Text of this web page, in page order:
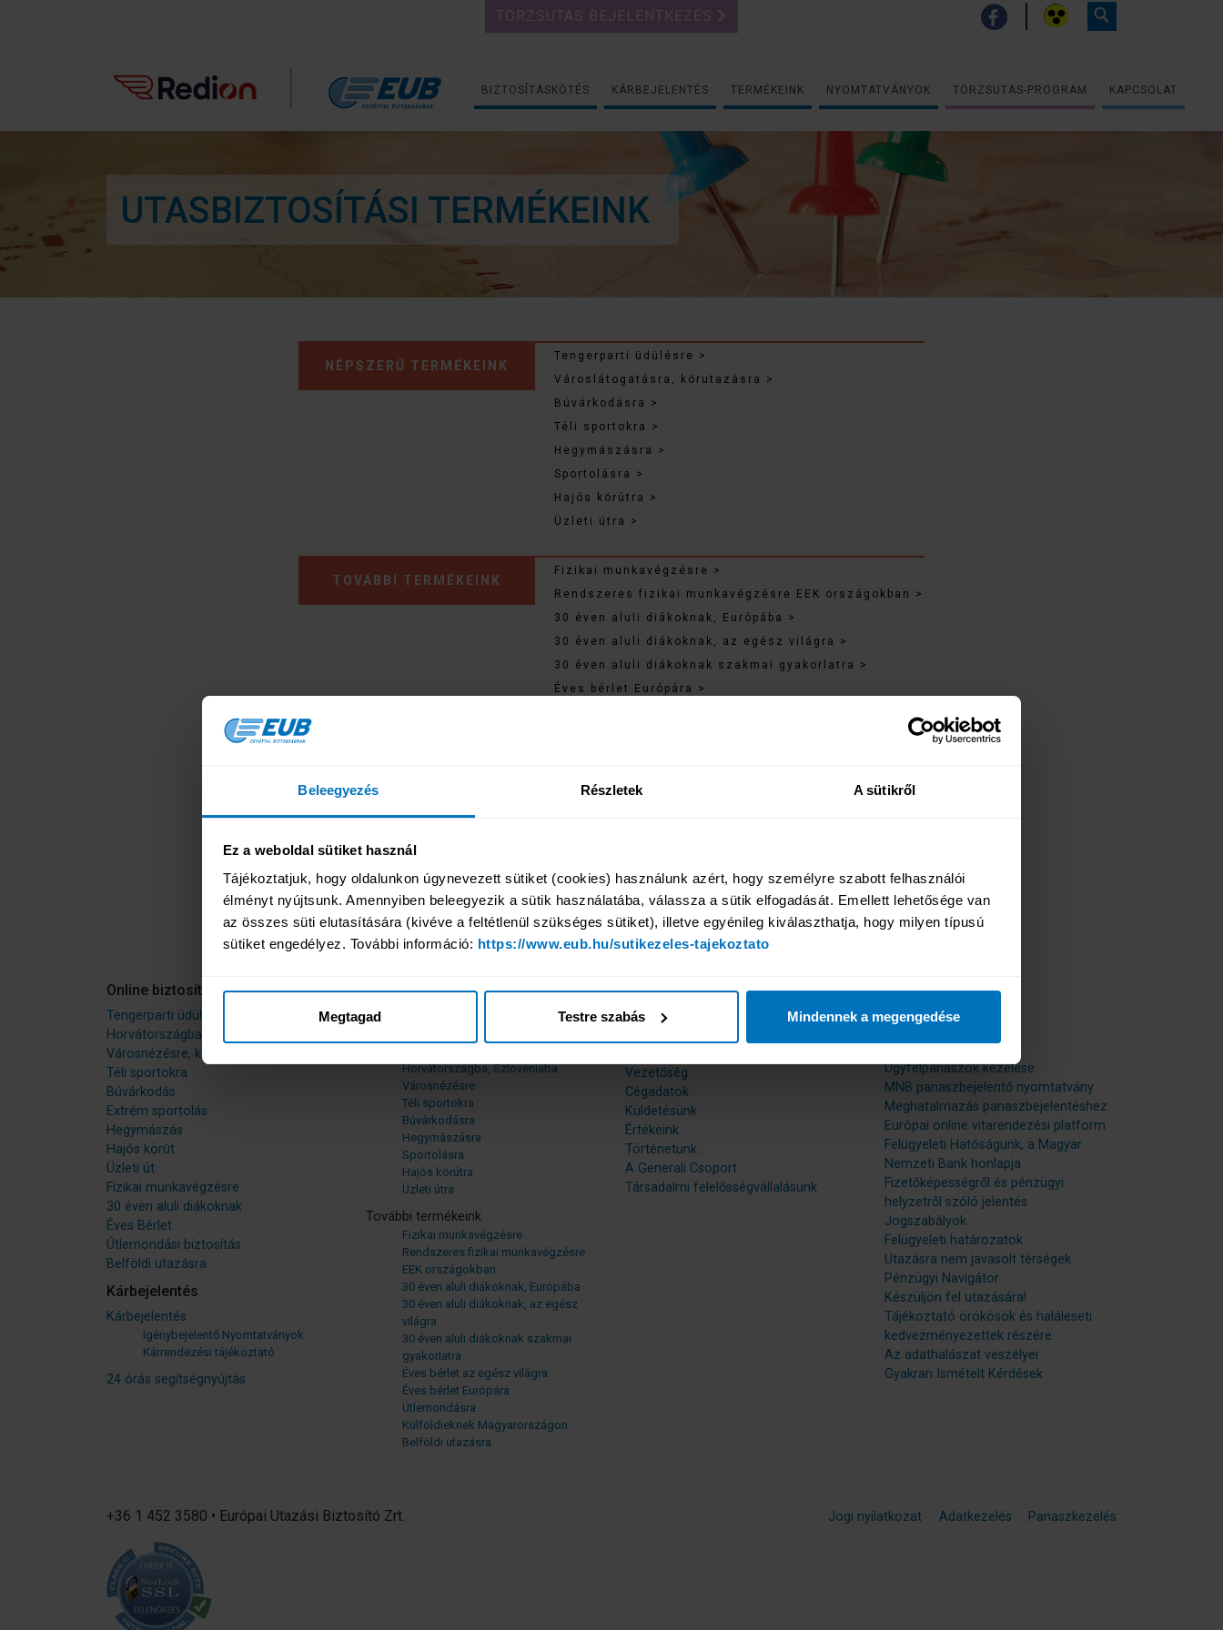
Beleegyezés Részletek A sütikről
Ez a weboldal sütiket használ
Tájékoztatjuk, hogy oldalunkon úgynevezett sütiket (cookies) használunk azért, hogy személyre szabott felhasználói
élményt nyújtsunk. Amennyiben beleegyezik a sütik használatába, válassza a sütik elfogadását. Emellett lehetősége van
az összes süti elutasítására (kivéve a feltétlenül szükséges sütiket), illetve egyénileg kiválaszthatja, hogy milyen típusú
sütiket engedélyez. További információ: https://www.eub.hu/sutikezeles-tajekoztato
Megtagad Testre szabás Mindennek a megengedése
TÖRZSUTAS BEJELENTKEZÉS
BIZTOSÍTÁSKÖTÉS KÁRBEJELENTÉS TERMÉKEINK NYOMTATVÁNYOK TÖRZSUTAS-PROGRAM KAPCSOLAT
UTASBIZTOSÍTÁSI TERMÉKEINK
NÉPSZERŰ TERMÉKEINK
Tengerparti üdülésre >
Városlátogatásra, körutazásra >
Búvárkodásra >
Téli sportokra >
Hegymászásra >
Sportolásra >
Hajós körútra >
Üzleti útra >
TOVÁBBI TERMÉKEINK
Fizikai munkavégzésre >
Rendszeres fizikai munkavégzésre EEK országokban >
30 éven aluli diákoknak, Európába >
30 éven aluli diákoknak, az egész világra >
30 éven aluli diákoknak szakmai gyakorlatra >
Éves bérlet Európára >
Belföldi utazásra >
VÁLLALATOKNAK
Online biztosításkötés
Tengerparti üdülés
Horvátországba, Szlovéniába
Városnézésre, körútra
Téli sportokra
Búvárkodás
Extrém sportolás
Hegymászás
Hajós körút
Üzleti út
Fizikai munkavégzésre
30 éven aluli diákoknak
Éves Bérlet
Útlemondási biztosítás
Belföldi utazásra
Kárbejelentés
Kárbejelentés
Igénybejelentő Nyomtatványok
Kárrendezési tájékoztató
24 órás segítségnyújtás
Termékeink
Népszerű termékeink
Horvátországba, Szlovéniába
Városnézésre
Téli sportokra
Búvárkodásra
Hegymászásra
Sportolásra
Hajós körútra
Üzleti útra
További termékeink
Fizikai munkavégzésre
Rendszeres fizikai munkavégzésre
EEK országokban
30 éven aluli diákoknak, Európába
30 éven aluli diákoknak, az egész
világra
30 éven aluli diákoknak szakmai
gyakorlatra
Éves bérlet az egész világra
Éves bérlet Európára
Útlemondásra
Külföldieknek Magyarországon
Belföldi utazásra
Rólunk
Híreink
Vezetőség
Cégadatok
Küldetésünk
Értékeink
Történetünk
A Generali Csoport
Társadalmi felelősségvállalásunk
Kapcsolat
Kapcsolat
Hasznos linkek
Ügyfélpanaszok kezelése
MNB panaszbejelentő nyomtatvány
Meghatalmazás panaszbejelentéshez
Európai online vitarendezési platform
Felügyeleti Hatóságunk, a Magyar
Nemzeti Bank honlapja
Fizetőképességről és pénzügyi
helyzetről szóló jelentés
Jogszabályok
Felügyeleti határozatok
Utazásra nem javasolt térségek
Pénzügyi Navigátor
Készüljön fel utazására!
Tájékoztató örökösök és haláleseti
kedvezményezettek részére
Az adathalászat veszélyei
Gyakran Ismételt Kérdések
+36 1 452 3580 • Európai Utazási Biztosító Zrt. Jogi nyilatkozat Adatkezelés Panaszkezelés